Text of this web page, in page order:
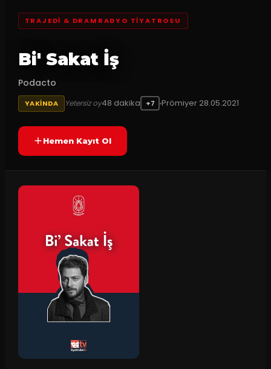
TRAJEDI & DRAMRADYO TIYATROSU
Bi' Sakat İş
Podacto
YAKINDA Yetersiz oy48 dakika +7 Prömiyer 28.05.2021
Hemen Kayıt Ol